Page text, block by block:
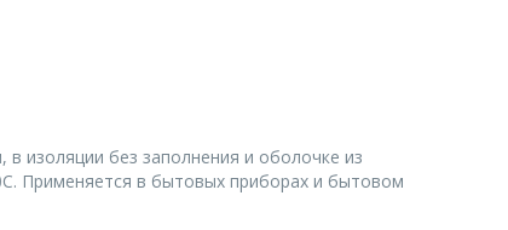
изоляции без заполнения и оболочке из
Применяется в бытовых приборах и бытовом